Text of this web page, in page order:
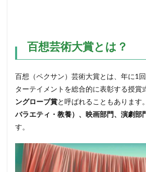
百想芸術大賞とは？
百想（ペクサン）芸術大賞とは、年に1
ターテイメントを総合的に表彰する授賞
ングローブ賞と呼ばれることもあります。
バラエティ・教養）、映画部門、演劇部
す。